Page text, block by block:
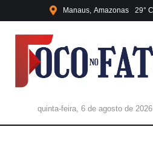
Manaus Amazonas 29
quinta-feira, 6 de agosto de 2026